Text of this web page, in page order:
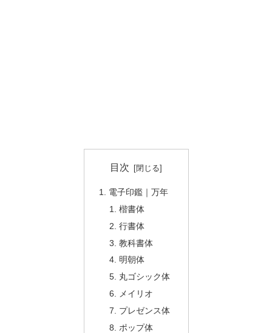
目次
電子印鑑｜万年
楷書体
行書体
教科書体
明朝体
丸ゴシック体
メイリオ
プレゼンス体
ポップ体